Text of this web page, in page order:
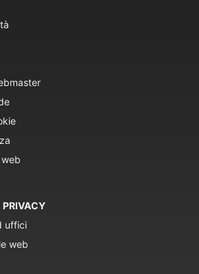
PRIVACY
uffici
web